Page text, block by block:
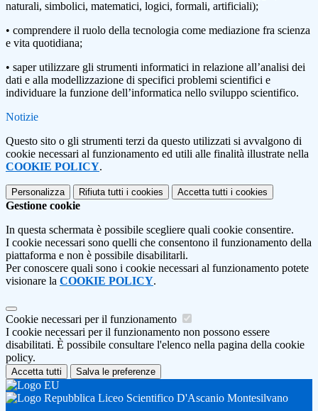
naturali, simbolici, matematici, logici, formali, artificiali);
• comprendere il ruolo della tecnologia come mediazione fra scienza
e vita quotidiana;
• saper utilizzare gli strumenti informatici in relazione all’analisi dei
dati e alla modellizzazione di specifici problemi scientifici e
individuare la funzione dell’informatica nello sviluppo scientifico.
Notizie
Questo sito o gli strumenti terzi da questo utilizzati si avvalgono di
cookie necessari al funzionamento ed utili alle finalità illustrate nella
COOKIE POLICY.
Personalizza Rifiuta tutti i cookies Accetta tutti i cookies
Gestione cookie
In questa schermata è possibile scegliere quali cookie consentire.
I cookie necessari sono quelli che consentono il funzionamento della
piattaforma e non è possibile disabilitarli.
Per conoscere quali sono i cookie necessari al funzionamento potete
visionare la COOKIE POLICY.
Cookie necessari per il funzionamento
I cookie necessari per il funzionamento non possono essere
disabilitati. È possibile consultare l'elenco nella pagina della cookie
policy.
Accetta tutti Salva le preferenze
Liceo Scientifico D'Ascanio Montesilvano